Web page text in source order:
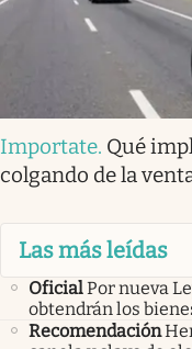
Importate. Qué
colgando de la
Las más leídas
OficialPor nueva
obtendrán los
Recomendación